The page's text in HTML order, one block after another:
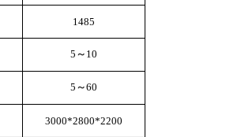
1485
5 ～ 10
5 ～60
3000*2800*2200